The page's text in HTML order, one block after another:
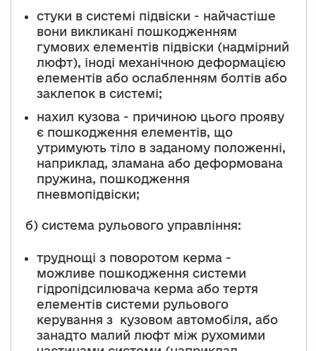
стуки в системі підвіски - найчастіше
вони викликані пошкодженням
гумових елементів підвіски (надмірний
люфт), іноді механічною деформацією
елементів або ослабленням болтів або
заклепок в системі;
нахил кузова - причиною цього прояву
є пошкодження елементів, що
утримують тіло в заданому положенні,
наприклад, зламана або деформована
пружина, пошкодження
пневмопідвіски;
б) система рульового управління:
труднощі з поворотом керма -
можливе пошкодження системи
гідропідсилювача керма або тертя
елементів системи рульового
керування з кузовом автомобіля, або
занадто малий люфт між рухомими